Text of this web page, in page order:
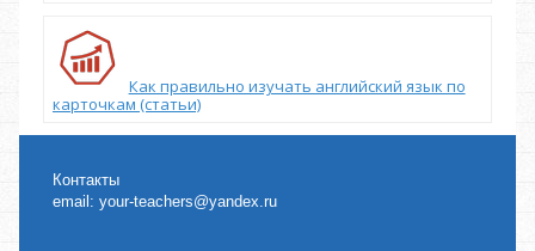
Как правильно изучать английский язык по
карточкам (статьи)
Контакты
email:your-teachers@yandex.ru